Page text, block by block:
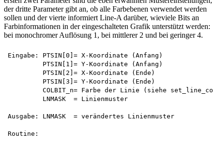
der dritte Parameter gibt an, ob alle Farbebenen verwendet werden
sollen und der vierte informiert Line-A darüber, wieviele Bits an
Farbinformationen in der eingeschalteten Grafik unterstützt werden:
bei monochromer Auflösung 1, bei mittlerer 2 und bei geringer 4.
Eingabe: PTSIN[0]= X-Koordinate (Anfang)
         PTSIN[1]= Y-Koordinate (Anfang)
         PTSIN[2]= X-Koordinate (Ende)
         PTSIN[3]= Y-Koordinate (Ende)
COLBIT_n= Farbe der Linie (siehe
         LNMASK  = Linienmuster
Ausgabe: LNMASK  = verändertes Linienmuster
Routine: